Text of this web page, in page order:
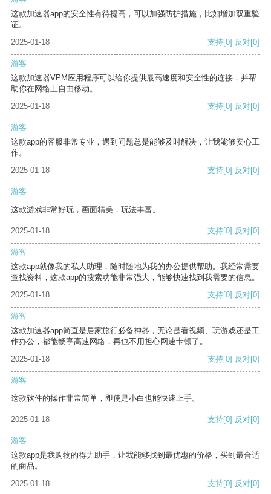
这款加速器app的安全性有待提高，可以加强防护措施，比如增加双重验
证。
2025-01-18
支持[0] 反对[0]
游客
这款加速器VPM应用程序可以给你提供最高速度和安全性的连接，并帮
助你在网络上自由移动。
2025-01-18
支持[0] 反对[0]
游客
这款app的客服非常专业，遇到问题总是能够及时解决，让我能够安心工
作。
2025-01-18
支持[0] 反对[0]
游客
这款游戏非常好玩，画面精美，玩法丰富。
2025-01-18 支持[0] 反对[0]
游客
这款app就像我的私人助理，随时随地为我的办公提供帮助。我经常需要
查找资料，这款app的搜索功能非常强大，能够快速找到我需要的信息。
2025-01-18
支持[0] 反对[0]
游客
这款加速器app简直是居家旅行必备神器，无论是看视频、玩游戏还是工
作办公，都能畅享高速网络，再也不用担心网速卡顿了。
2025-01-18
支持[0] 反对[0]
游客
这款软件的操作非常简单，即使是小白也能快速上手。
2025-01-18 支持[0] 反对[0]
游客
这款app是我购物的得力助手，让我能够找到最优惠的价格，买到最合适
的商品。
2025-01-18
支持[0] 反对[0]